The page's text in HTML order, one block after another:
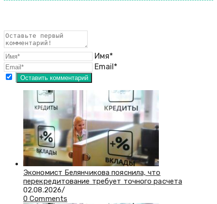
Имя*
Email*
Экономист Белянчикова пояснила, что
перекредитование требует точного расчета
02.08.2026/
0 Comments